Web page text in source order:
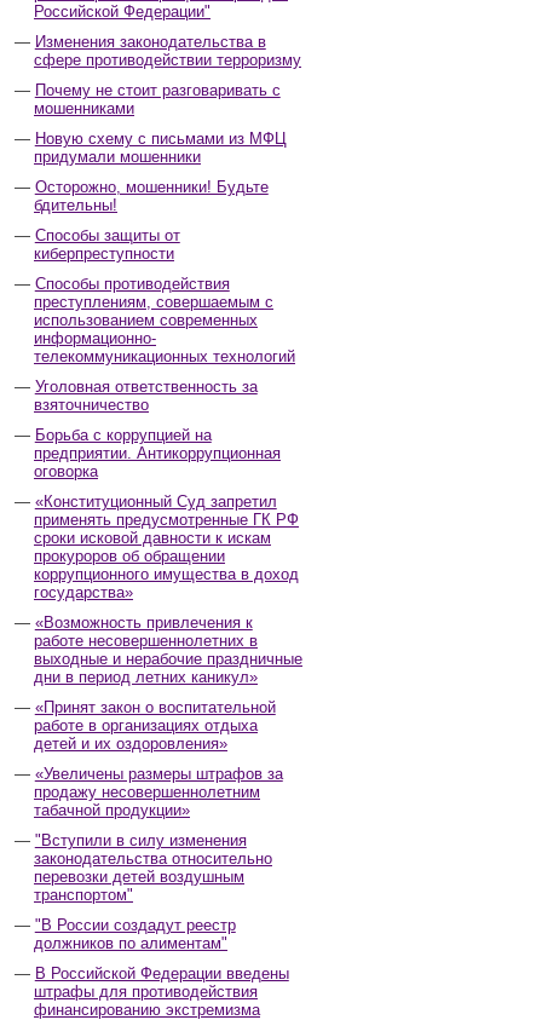
Российской Федерации"
Изменения законодательства в
сфере противодействии терроризму
Почему не стоит разговаривать с
мошенниками
Новую схему с письмами из МФЦ
придумали мошенники
Осторожно, мошенники! Будьте
бдительны!
Способы защиты от
киберпреступности
Способы противодействия
преступлениям, совершаемым с
использованием современных
информационно-
телекоммуникационных технологий
Уголовная ответственность за
взяточничество
Борьба с коррупцией на
предприятии. Антикоррупционная
оговорка
«Конституционный Суд запретил
применять предусмотренные ГК РФ
сроки исковой давности к искам
прокуроров об обращении
коррупционного имущества в доход
государства»
«Возможность привлечения к
работе несовершеннолетних в
выходные и нерабочие праздничные
дни в период летних каникул»
«Принят закон о воспитательной
работе в организациях отдыха
детей и их оздоровления»
«Увеличены размеры штрафов за
продажу несовершеннолетним
табачной продукции»
"Вступили в силу изменения
законодательства относительно
перевозки детей воздушным
транспортом"
"В России создадут реестр
должников по алиментам"
В Российской Федерации введены
штрафы для противодействия
финансированию экстремизма